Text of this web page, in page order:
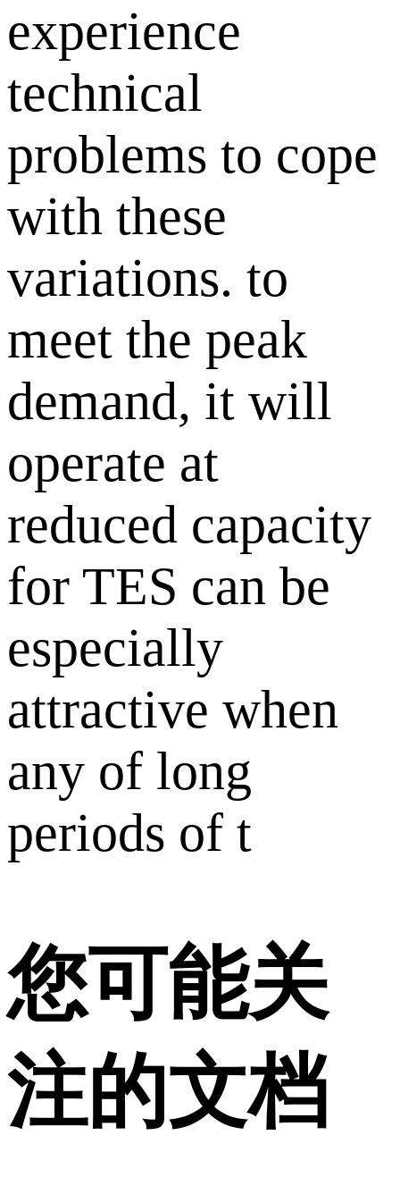
experience
technical
problems to cope
with these
variations. to
meet the peak
demand, it will
operate at
reduced capacity
for TES can be
especially
attractive when
any of long
periods of t
您可能关
注的文档